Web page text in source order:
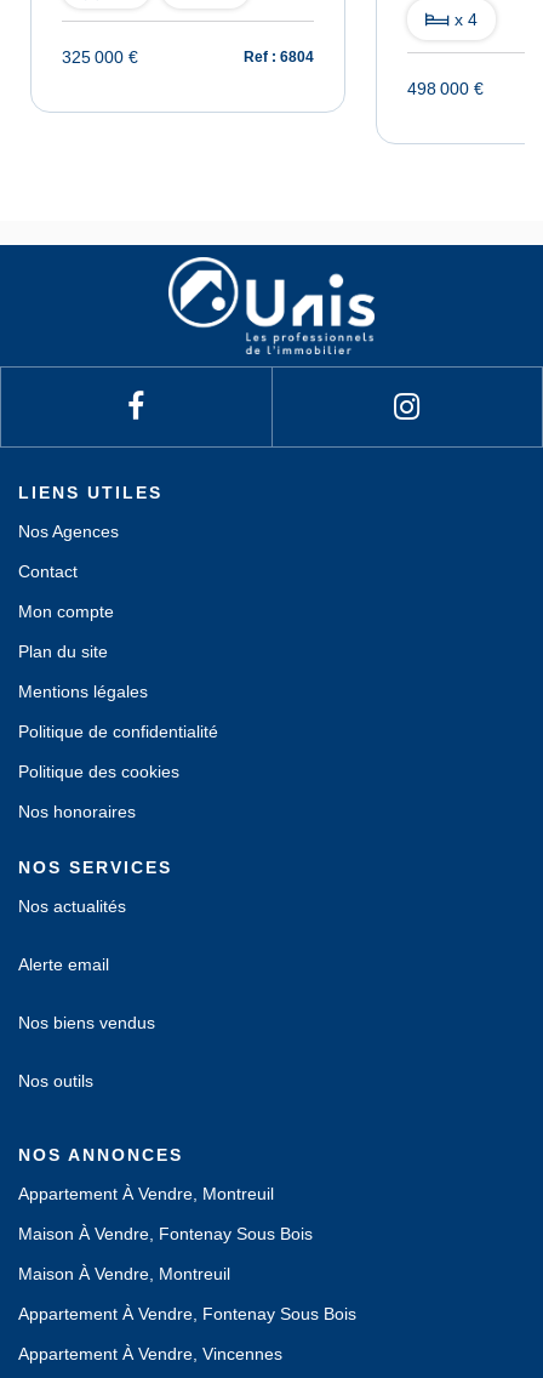
325 000 € Ref : 6804
x 4
498 000 €
LIENS UTILES
Nos Agences
Contact
Mon compte
Plan du site
Mentions légales
Politique de confidentialité
Politique des cookies
Nos honoraires
NOS SERVICES
Nos actualités
Alerte email
Nos biens vendus
Nos outils
NOS ANNONCES
Appartement À Vendre, Montreuil
Maison À Vendre, Fontenay Sous Bois
Maison À Vendre, Montreuil
Appartement À Vendre, Fontenay Sous Bois
Appartement À Vendre, Vincennes